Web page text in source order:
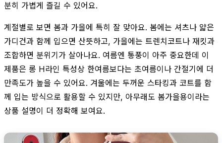
분히 가볍게 즐길 수 있어요.
계절별로 보면 봄과 가을에 특히 잘 맞아요. 봄에는 셔츠나 얇은
가디건과 함께 입으면 산뜻하고, 가을에는 트렌치코트나 재킷과
조합하면 분위기가 살아나요. 여름엔 통풍이 아주 중요한데 이
제품은 롱 H라인 특성상 한여름보다는 초여름이나 간절기에 더
만족도가 높을 수 있어요. 겨울에는 두꺼운 스타킹과 코트를 함
께 입는 방식으로 활용할 수 있지만, 아무래도 봄가을용이라는
상품 설명이 더 정확해 보여요.